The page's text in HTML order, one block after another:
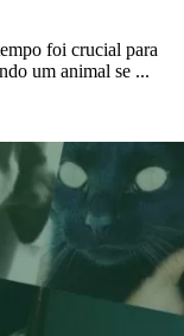
foi crucial para
um animal se ...